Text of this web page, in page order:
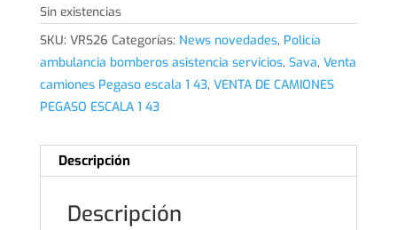
Sin existencias
SKU: VRS26 Categorías: News novedades, Policía
ambulancia bomberos asistencia servicios, Sava, Venta
camiones Pegaso escala 1 43, VENTA DE CAMIONES
PEGASO ESCALA 1 43
Descripción
Descripción